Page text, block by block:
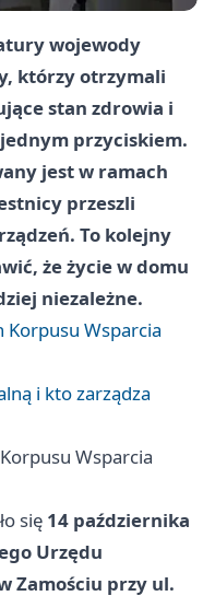
wojewody
którzy otrzymali
stan zdrowia i
przyciskiem.
jest w ramach
przeszli
To kolejny
że życie w domu
niezależne.
Korpusu Wsparcia
i kto zarządza
Wsparcia
się 14 października
Urzędu
Zamościu przy ul.